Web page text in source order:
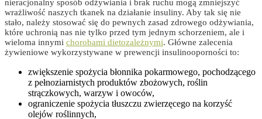
nieracjonalny sposób odżywiania i brak ruchu mogą zmniejszyć
wrażliwość naszych tkanek na działanie insuliny. Aby tak się nie
stało, należy stosować się do pewnych zasad zdrowego odżywiania,
które uchronią nas nie tylko przed tym jednym schorzeniem, ale i
wieloma innymi chorobami dietozależnymi. Główne zalecenia
żywieniowe wykorzystywane w prewencji insulinooporności to:
zwiększenie spożycia błonnika pokarmowego, pochodzącego
z pełnoziarnistych produktów zbożowych, roślin
strączkowych, warzyw i owoców,
ograniczenie spożycia tłuszczu zwierzęcego na korzyść
olejów roślinnych,